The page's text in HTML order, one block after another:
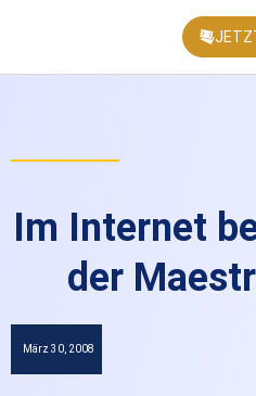
Im Internet
der
März 30, 2008